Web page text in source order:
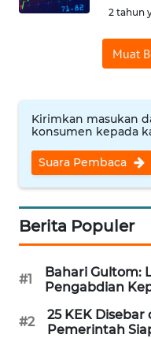
2 tahun
Muat
Kirimkan masukan
konsumen kepada
Suara Pembaca
Berita Populer
#1
Bahari Gultom:
Pengabdian
#2
25 KEK
Pemerintah
WN
JATENG
NUSANTARA
JOGJA
WN
JATIM